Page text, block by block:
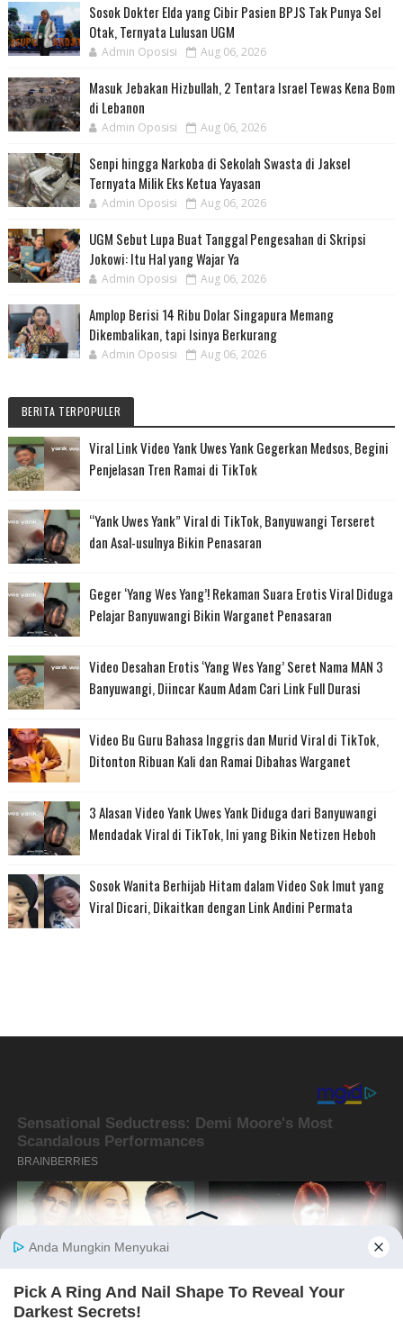
Sosok Dokter Elda yang Cibir Pasien BPJS Tak Punya Sel
Otak, Ternyata Lulusan UGM
Admin Oposisi Aug 06, 2026
Masuk Jebakan Hizbullah, 2 Tentara Israel Tewas Kena Bom
di Lebanon
Admin Oposisi Aug 06, 2026
Senpi hingga Narkoba di Sekolah Swasta di Jaksel
Ternyata Milik Eks Ketua Yayasan
Admin Oposisi Aug 06, 2026
UGM Sebut Lupa Buat Tanggal Pengesahan di Skripsi
Jokowi: Itu Hal yang Wajar Ya
Admin Oposisi Aug 06, 2026
Amplop Berisi 14 Ribu Dolar Singapura Memang
Dikembalikan, tapi Isinya Berkurang
Admin Oposisi Aug 06, 2026
BERITA TERPOPULER
Viral Link Video Yank Uwes Yank Gegerkan Medsos, Begini
Penjelasan Tren Ramai di TikTok
“Yank Uwes Yank” Viral di TikTok, Banyuwangi Terseret
dan Asal-usulnya Bikin Penasaran
Geger ‘Yang Wes Yang’! Rekaman Suara Erotis Viral Diduga
Pelajar Banyuwangi Bikin Warganet Penasaran
Video Desahan Erotis ‘Yang Wes Yang’ Seret Nama MAN 3
Banyuwangi, Diincar Kaum Adam Cari Link Full Durasi
Video Bu Guru Bahasa Inggris dan Murid Viral di TikTok,
Ditonton Ribuan Kali dan Ramai Dibahas Warganet
3 Alasan Video Yank Uwes Yank Diduga dari Banyuwangi
Mendadak Viral di TikTok, Ini yang Bikin Netizen Heboh
Sosok Wanita Berhijab Hitam dalam Video Sok Imut yang
Viral Dicari, Dikaitkan dengan Link Andini Permata